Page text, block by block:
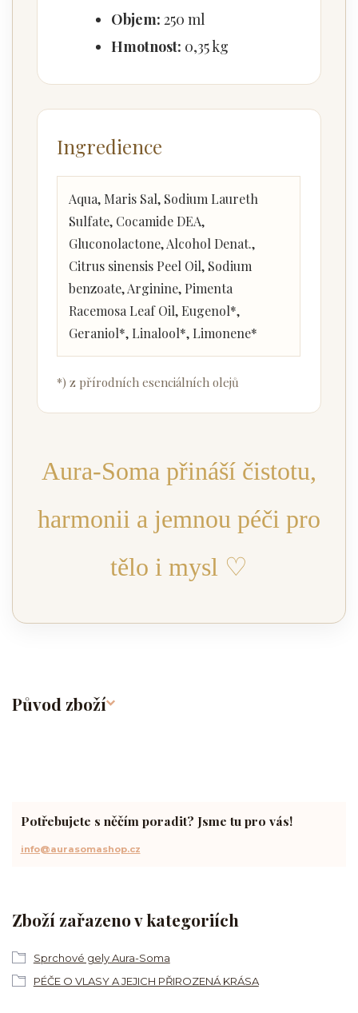
Objem: 250 ml
Hmotnost: 0,35 kg
Ingredience
Aqua, Maris Sal, Sodium Laureth
Sulfate, Cocamide DEA,
Gluconolactone, Alcohol Denat.,
Citrus sinensis Peel Oil, Sodium
benzoate, Arginine, Pimenta
Racemosa Leaf Oil, Eugenol*,
Geraniol*, Linalool*, Limonene*
*) z přírodních esenciálních olejů
Aura-Soma přináší čistotu,
harmonii a jemnou péči pro
tělo i mysl ♡
Původ zboží
Zboží zařazeno v kategoriích
Sprchové gely Aura-Soma
PÉČE O VLASY A JEJICH PŘIROZENÁ KRÁSA
Potřebujete s něčím poradit? Jsme tu pro vás!
info@aurasomashop.cz